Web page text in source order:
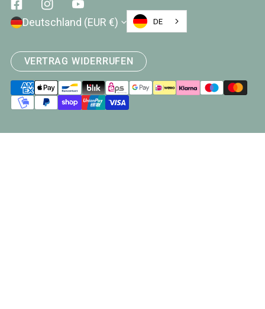
FacebookInstagramYoutube
Land/Region
Deutschland (EUR €) DE
VERTRAG WIDERRUFEN
Zahlungsarten